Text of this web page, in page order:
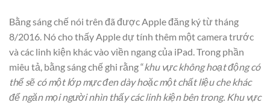
Bằng sáng chế nói trên đã được Apple đăng ký từ tháng
8/2016. Nó cho thấy Apple dự tính thêm một camera trước
và các linh kiện khác vào viền ngang của iPad. Trong phần
miêu tả, bằng sáng chế ghi rằng “khu vực không hoạt động có
thể sẽ có một lớp mực đen dày hoặc một chất liệu che khác
để ngăn mọi người nhìn thấy các linh kiện bên trong. Khu vực